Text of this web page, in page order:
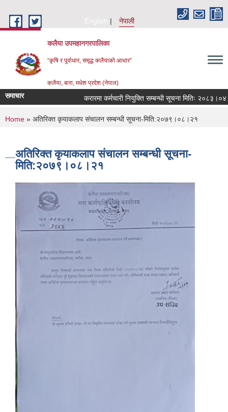
English
नेपाली
कलैया उपमहानगरपालिका
“कृषि र पूर्वाधार, समृद्ध कलैयाको आधार”
कलैया, बारा, मधेश प्रदेश (नेपाल)
समाचार करारमा कर्मचारी नियुक्ति सम्बन्धी सूचना मितिः
You are here
Home » अतिरिक्त कृयाकलाप संचालन सम्बन्धी सूचना-मिति:२०७९।०८।२१
अतिरिक्त कृयाकलाप संचालन सम्बन्धी सूचना-
मिति:२०७९।०८।२१